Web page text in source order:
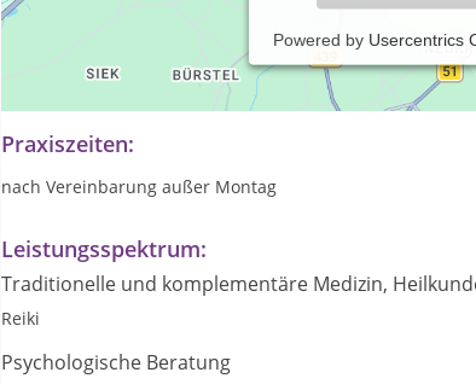
Powered by Usercentrics
Praxis für Krisen- und Konfliktbewältigung,
Traumabearbeitung, Fallsupervision, Coaching, Mediation
Praxiszeiten:
nach Vereinbarung außer Montag
Leistungsspektrum:
Traditionelle und komplementäre Medizin,
Reiki
Psychologische Beratung